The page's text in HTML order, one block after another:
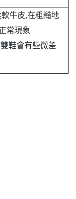
軟牛皮,在粗糙地
常現象
雙鞋會有些微差